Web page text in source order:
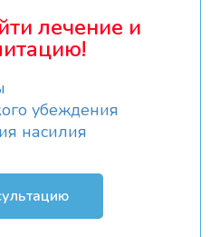
лечение и
убеждения
насилия